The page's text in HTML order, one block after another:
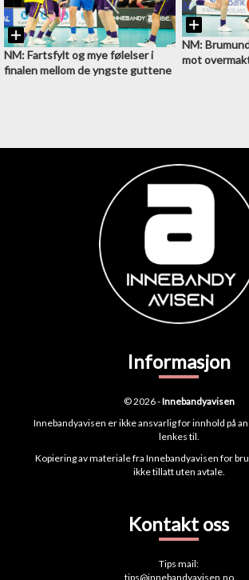
NM: Fartsfylt og mye følelser i
finalen mellom de yngste guttene
NM:
mot
Informasjon
© 2026 -Innebandyavisen
Innebandyavisen er ikke ansvarlig for innhold på
lenkes til.
Kopiering av materiale fra Innebandyavisen for
ikke tillatt uten avtale.
Kontakt oss
Tips mail:
tips@innebandyavisen.no